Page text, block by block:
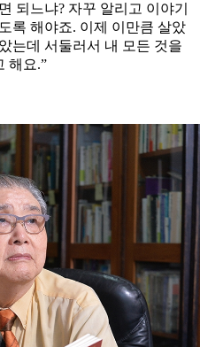
되느냐? 자꾸 알리고 이야기
록 해야죠. 이제 이만큼 살았
는데 서둘러서 내 모든 것을
해요.”